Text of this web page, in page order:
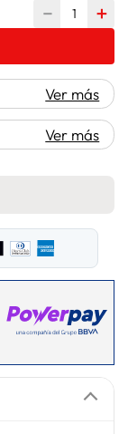
＋
－
Ver más
Ver más